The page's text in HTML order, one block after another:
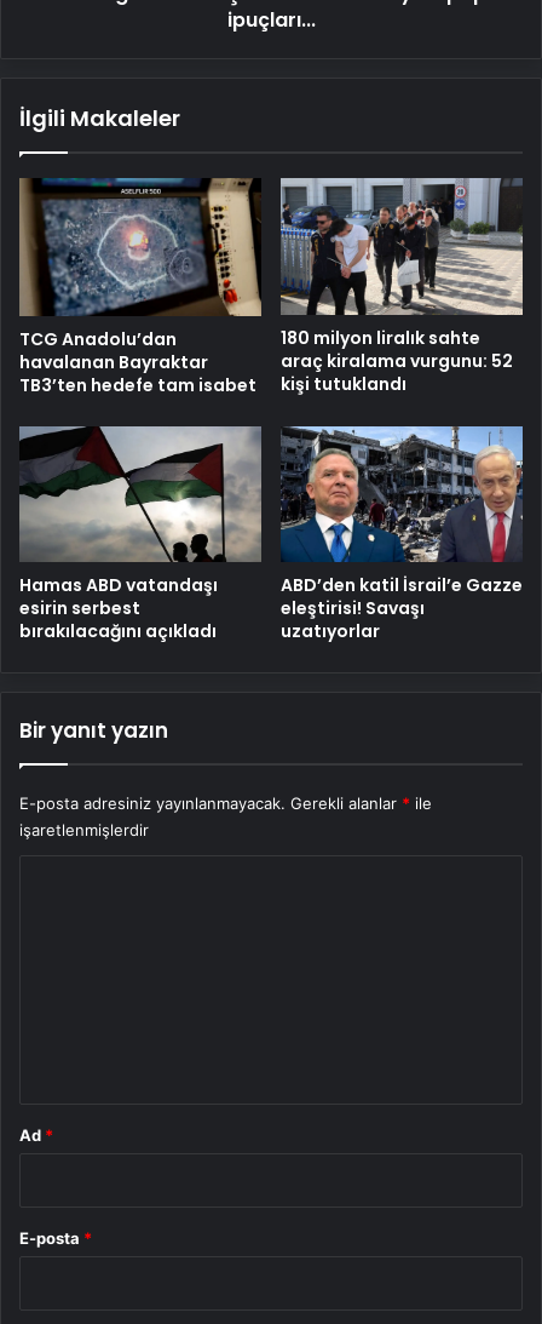
ipuçları...
İlgili Makaleler
TCG Anadolu’dan
havalanan Bayraktar
TB3’ten hedefe tam isabet
180 milyon liralık sahte
araç kiralama vurgunu: 52
kişi tutuklandı
Hamas ABD vatandaşı
esirin serbest
bırakılacağını açıkladı
ABD’den katil İsrail’e Gazze
eleştirisi! Savaşı
uzatıyorlar
Bir yanıt yazın
E-posta adresiniz yayınlanmayacak. Gerekli alanlar * ile
işaretlenmişlerdir
Ad *
E-posta *